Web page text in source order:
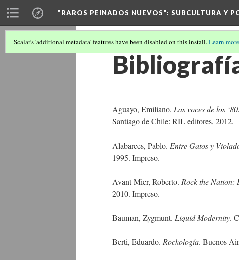
"RAROS PEINADOS NUEVOS": SUBCULTURA Y
Scalar's 'additional metadata' features have been disabled on this install.Learn more
Aguayo, Emiliano. Las voces de los
Santiago de Chile: RIL editores, 2012.
Alabarces, Pablo. Entre Gatos y
1995. Impreso.
Avant-Mier, Roberto. Rock the Nation:
2010. Impreso.
Bauman, Zygmunt. Liquid Modernity.
Berti, Eduardo. Rockología. Buenos